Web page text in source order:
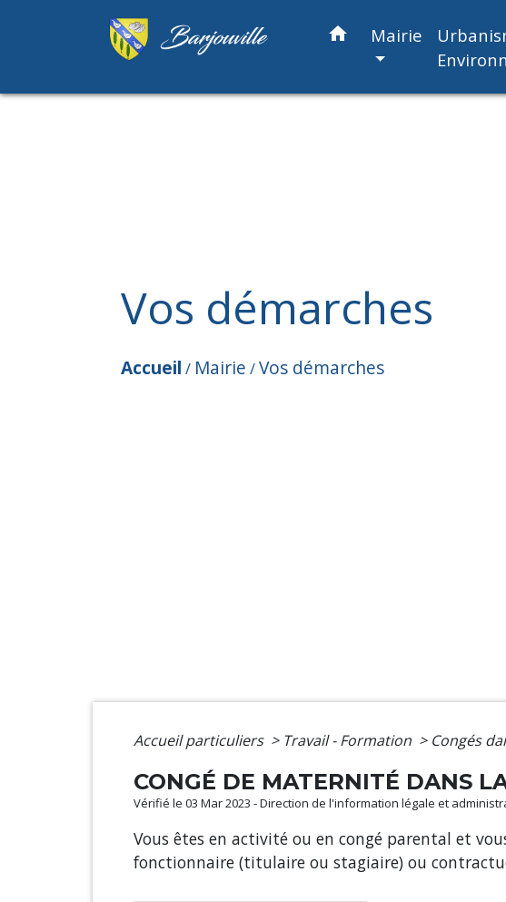
home Mairie
Vos démarches
Accueil / Mairie /Vos démarches
Accueil particuliers > Travail - Formation > Congés
CONGÉ DE MATERNITÉ DANS
Vérifié le 03 Mar 2023 - Direction de l'information légale et
Vous êtes en activité ou en congé parental et
fonctionnaire (titulaire ou stagiaire) ou